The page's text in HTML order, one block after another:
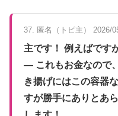
37. 匿名（トピ主） 2026/
主です！ 例えばです
— これもお金なので
き揚げにはこの容器
すが勝手にありとあ